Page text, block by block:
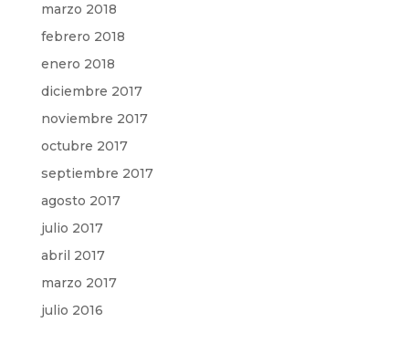
marzo 2018
febrero 2018
enero 2018
diciembre 2017
noviembre 2017
octubre 2017
septiembre 2017
agosto 2017
julio 2017
abril 2017
marzo 2017
julio 2016